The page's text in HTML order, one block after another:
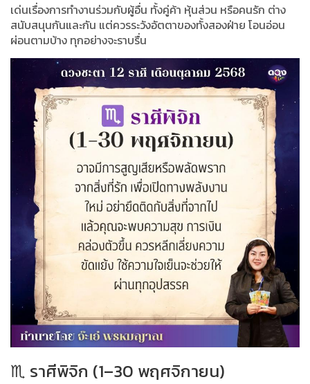
เด่นเรื่องการทำงานร่วมกับผู้อื่น ทั้งคู่ค้า หุ้นส่วน หรือคนรัก ต่าง
สนับสนุนกันและกัน แต่ควรระวังอัตตาของทั้งสองฝ่าย โอนอ่อน
ผ่อนตามบ้าง ทุกอย่างจะราบรื่น
♏ ราศีพิจิก (1–30 พฤศจิกายน)